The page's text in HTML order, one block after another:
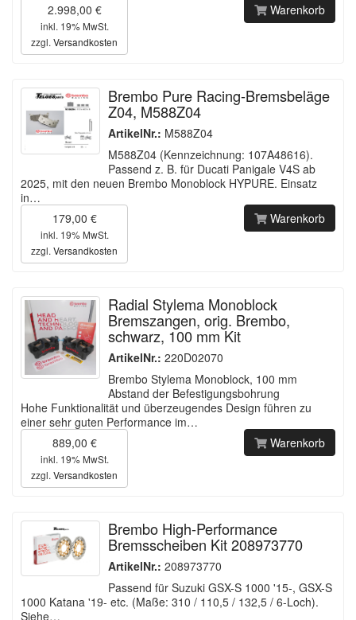
2.998,00 €
inkl. 19% MwSt.
zzgl. Versandkosten
Warenkorb
Brembo Pure Racing-Bremsbeläge
Z04, M588Z04
ArtikelNr.: M588Z04
M588Z04 (Kennzeichnung: 107A48616).
Passend z. B. für Ducati Panigale V4S ab
2025, mit den neuen Brembo Monoblock HYPURE. Einsatz
in…
179,00 €
inkl. 19% MwSt.
zzgl. Versandkosten
Warenkorb
Radial Stylema Monoblock
Bremszangen, orig. Brembo,
schwarz, 100 mm Kit
ArtikelNr.: 220D02070
Brembo Stylema Monoblock, 100 mm
Abstand der Befestigungsbohrung
Hohe Funktionalität und überzeugendes Design führen zu
einer sehr guten Performance im…
889,00 €
inkl. 19% MwSt.
zzgl. Versandkosten
Warenkorb
Brembo High-Performance
Bremsscheiben Kit 208973770
ArtikelNr.: 208973770
Passend für Suzuki GSX-S 1000 '15-, GSX-S
1000 Katana '19- etc. (Maße: 310 / 110,5 / 132,5 / 6-Loch).
Siehe…